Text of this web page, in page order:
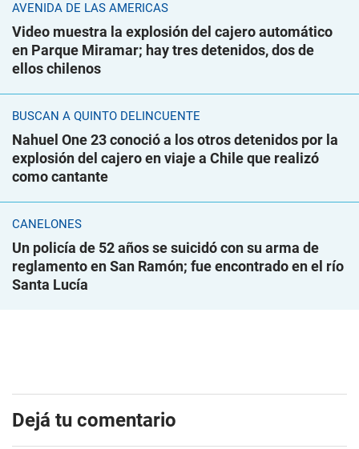
AVENIDA DE LAS AMÉRICAS
Video muestra la explosión del cajero automático
en Parque Miramar; hay tres detenidos, dos de
ellos chilenos
BUSCAN A QUINTO DELINCUENTE
Nahuel One 23 conoció a los otros detenidos por la
explosión del cajero en viaje a Chile que realizó
como cantante
CANELONES
Un policía de 52 años se suicidó con su arma de
reglamento en San Ramón; fue encontrado en el río
Santa Lucía
Dejá tu comentario